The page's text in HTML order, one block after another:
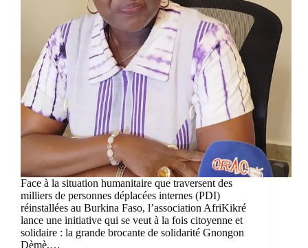
Face à la situation humanitaire que traversent des
milliers de personnes déplacées internes (PDI)
réinstallées au Burkina Faso, l’association AfriKikré
lance une initiative qui se veut à la fois citoyenne et
solidaire : la grande brocante de solidarité Gnongon
Dèmè,…